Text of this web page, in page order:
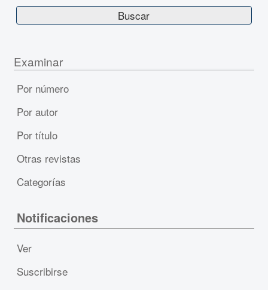
Examinar
Por número
Por autor
Por título
Otras revistas
Categorías
Notificaciones
Ver
Suscribirse